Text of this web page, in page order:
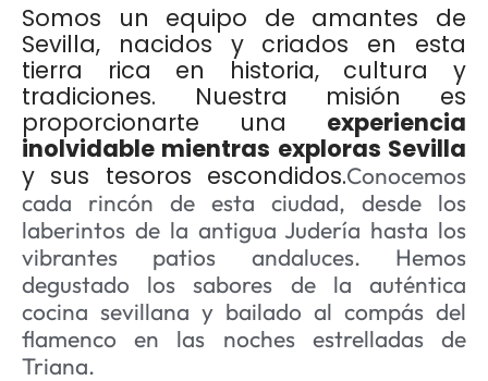
Somos un equipo de amantes de
Sevilla, nacidos y criados en esta
tierra rica en historia, cultura y
tradiciones. Nuestra misión es
proporcionarte una experiencia
inolvidable mientras exploras Sevilla
y sus tesoros escondidos.Conocemos
cada rincón de esta ciudad, desde los
laberintos de la antigua Judería hasta los
vibrantes patios andaluces. Hemos
degustado los sabores de la auténtica
cocina sevillana y bailado al compás del
flamenco en las noches estrelladas de
Triana.